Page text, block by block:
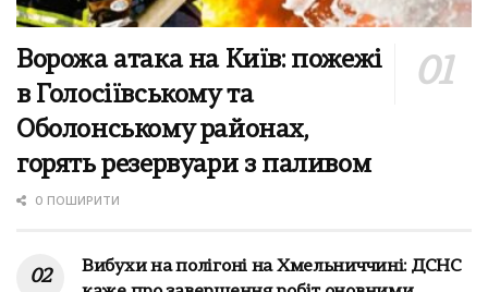
Ворожа атака на Київ: пожежі
в Голосіївському та
Оболонському районах,
горять резервуари з паливом
0 ПОШИРИТИ
Вибухи на полігоні на Хмельниччині: ДСНС